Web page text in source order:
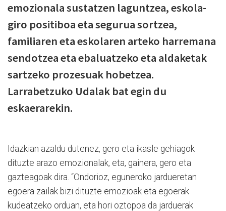
emozionala sustatzen laguntzea, eskola-
giro positiboa eta segurua sortzea,
familiaren eta eskolaren arteko harremana
sendotzea eta ebaluatzeko eta aldaketak
sartzeko prozesuak hobetzea.
Larrabetzuko Udalak bat egin du
eskaerarekin.
Idazkian azaldu dutenez, gero eta ikasle gehiagok
dituzte arazo emozionalak, eta, gainera, gero eta
gazteagoak dira. “Ondorioz, eguneroko jardueretan
egoera zailak bizi dituzte emozioak eta egoerak
kudeatzeko orduan, eta hori oztopoa da jarduerak